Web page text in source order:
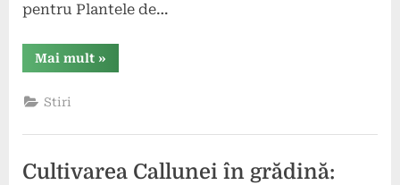
pentru Plantele de…
Mai mult“Îngrijirea
Plantelor
de
»
Stiri
Cultivarea Callunei în grădină: